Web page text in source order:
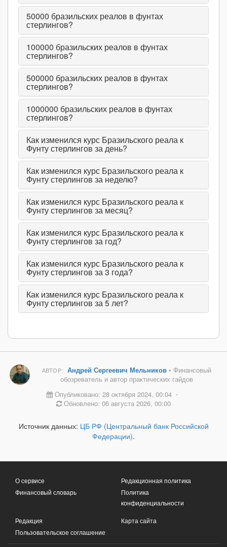
50000 бразильских реалов в фунтах
стерлингов?
100000 бразильских реалов в фунтах
стерлингов?
500000 бразильских реалов в фунтах
стерлингов?
1000000 бразильских реалов в фунтах
стерлингов?
Как изменился курс Бразильского реала к
Фунту стерлингов за день?
Как изменился курс Бразильского реала к
Фунту стерлингов за неделю?
Как изменился курс Бразильского реала к
Фунту стерлингов за месяц?
Как изменился курс Бразильского реала к
Фунту стерлингов за год?
Как изменился курс Бразильского реала к
Фунту стерлингов за 3 года?
Как изменился курс Бразильского реала к
Фунту стерлингов за 5 лет?
АВТОР: Андрей Сергеевич Мельников• Финансовый
обозреватель и автор практических гайдов
Опубликовано: 28 октября 2024, 00:04 •
Обновлено: 06 августа 2026, 00:00
Источник данных: ЦБ РФ (Центральный банк Российской
Федерации).
О сервисе
Финансовый словарь
Редакционная политика
Политика
конфиденциальности
Редакция
Пользовательское соглашение
Карта сайта